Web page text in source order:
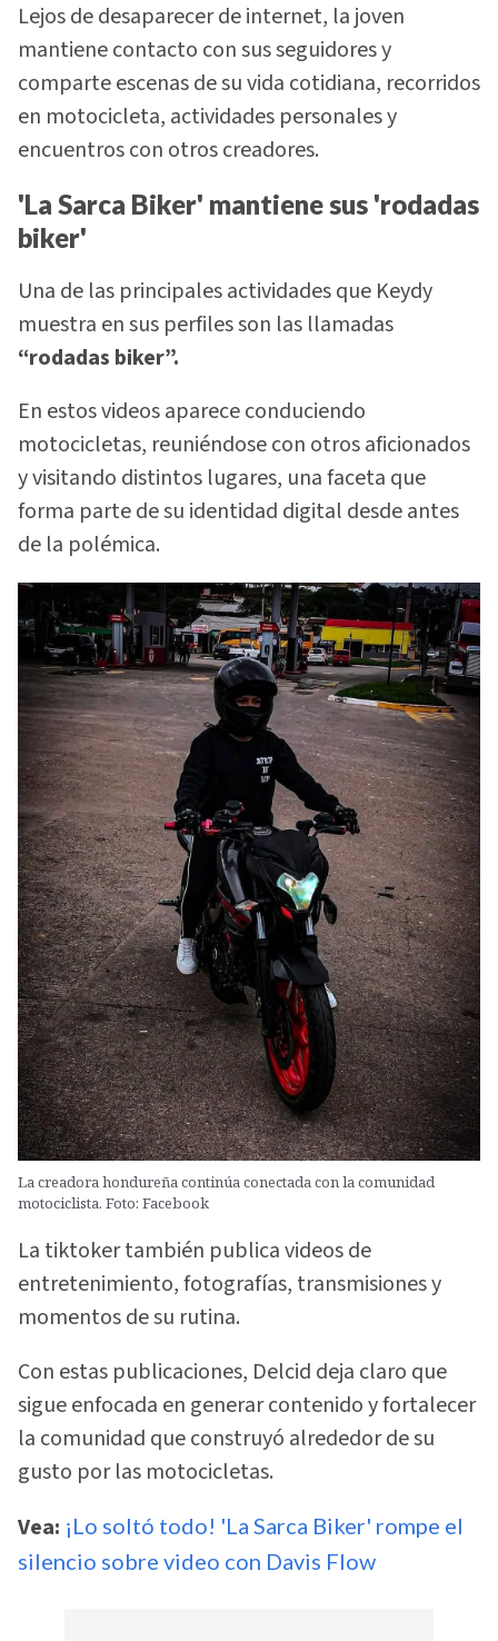
Lejos de desaparecer de internet, la joven
mantiene contacto con sus seguidores y
comparte escenas de su vida cotidiana, recorridos
en motocicleta, actividades personales y
encuentros con otros creadores.
'La Sarca Biker' mantiene sus 'rodadas
biker'
Una de las principales actividades que Keydy
muestra en sus perfiles son las llamadas
“rodadas biker”.
En estos videos aparece conduciendo
motocicletas, reuniéndose con otros aficionados
y visitando distintos lugares, una faceta que
forma parte de su identidad digital desde antes
de la polémica.
La creadora hondureña continúa conectada con la comunidad
motociclista. Foto: Facebook
La tiktoker también publica videos de
entretenimiento, fotografías, transmisiones y
momentos de su rutina.
Con estas publicaciones, Delcid deja claro que
sigue enfocada en generar contenido y fortalecer
la comunidad que construyó alrededor de su
gusto por las motocicletas.
Vea: ¡Lo soltó todo! 'La Sarca Biker' rompe el
silencio sobre video con Davis Flow